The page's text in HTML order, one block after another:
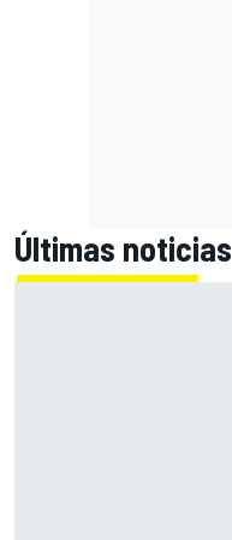
Últimas noticias